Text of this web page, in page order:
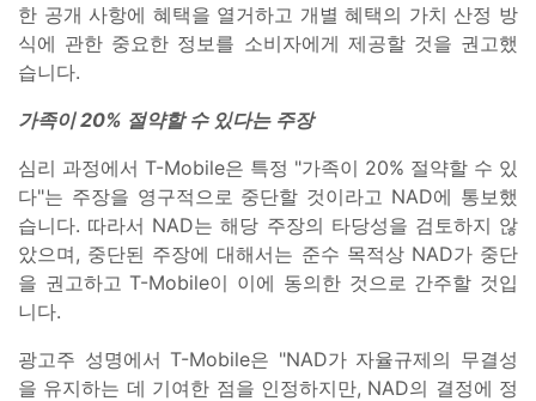
한 공개 사항에 혜택을 열거하고 개별 혜택의 가치 산정 방
식에 관한 중요한 정보를 소비자에게 제공할 것을 권고했
습니다.
가족이 20% 절약할 수 있다는 주장
심리 과정에서 T-Mobile은 특정 "가족이 20% 절약할 수 있
다"는 주장을 영구적으로 중단할 것이라고 NAD에 통보했
습니다. 따라서 NAD는 해당 주장의 타당성을 검토하지 않
았으며, 중단된 주장에 대해서는 준수 목적상 NAD가 중단
을 권고하고 T-Mobile이 이에 동의한 것으로 간주할 것입
니다.
광고주 성명에서 T-Mobile은 "NAD가 자율규제의 무결성
을 유지하는 데 기여한 점을 인정하지만, NAD의 결정에 정